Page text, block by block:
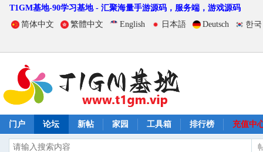
T1GM基地-90学习基地 - 汇聚海量手游源码，服务端，游戏源码
简体中文
繁體中文 English 日本語 Deutsch 한
门户 论坛 新帖 家园 工具箱 排行榜 充值中